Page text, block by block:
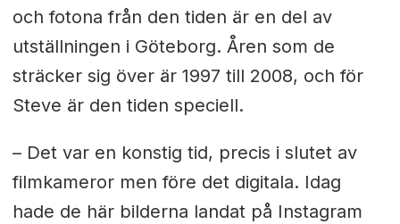
och fotona från den tiden är en del av
utställningen i Göteborg. Åren som de
sträcker sig över är 1997 till 2008, och för
Steve är den tiden speciell.
– Det var en konstig tid, precis i slutet av
filmkameror men före det digitala. Idag
hade de här bilderna landat på Instagram